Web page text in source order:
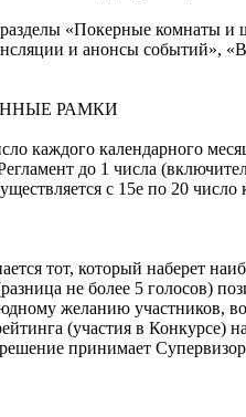
«Покерные комнаты и
и анонсы событий»,
РАМКИ
каждого календарного
до 1 числа
с 15е по 20
тот, который наберет
не более 5 голосов)
желанию участников,
(участия в Конкурсе)
принимает